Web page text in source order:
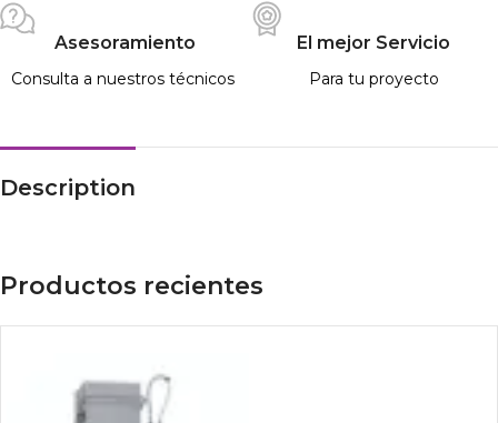
Asesoramiento
Consulta a nuestros técnicos
El mejor Servicio
Para tu proyecto
Description
Productos recientes